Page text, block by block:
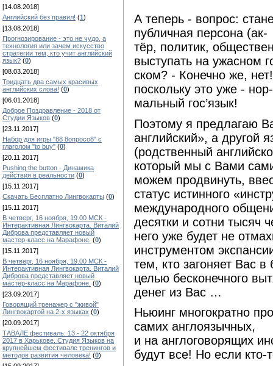
[14.08.2018]
Английский без правил! (1)
[13.08.2018]
Прогнозирование - это не чудо, а
технология или зачем искусство
стратегии тем, кто учит английский
язык? (0)
[08.03.2018]
Тридцать два самых красивых
английских слова! (0)
[06.01.2018]
Доброе Поздравление - 2018 от
Студии Языков (0)
[23.11.2017]
Набор для игры "88 8опросо8" с
глаголом "to buy" (0)
[20.11.2017]
Pushing the button - Динамика
действия в реальности (0)
[15.11.2017]
Скачать Бесплатно Лингвокарты (0)
[15.11.2017]
В четверг, 16 ноября, 19.00 МСК -
Интерактивная Лингвокарта. Виталий
Диброва представляет новый
мастер-класс на Марафоне. (0)
[15.11.2017]
В четверг, 16 ноября, 19.00 МСК -
Интерактивная Лингвокарта. Виталий
Диброва представляет новый
мастер-класс на Марафоне. (0)
[23.09.2017]
Говорящий тренажер с "живой"
Лингвокартой на 2-х языках (0)
[20.09.2017]
ТАВАЛЕ фестиваль: 13 - 22 октября
2017 в Харькове. Студия Языков на
крупнейшем фестивале тренингов и
методов развития человека! (0)
А теперь - вопрос:
публичная персона (ак-
тёр, политик,
выступать на ужасном
ском? - Конечно же,
поскольку это уже - нор-
мальный гос’язык!
Поэтому я предлагаю
английский», а другой
(родственный
который мы с Вами
можем продвинуть,
статус истинного
международного
десятки и сотни тысяч
него уже будет не
инструментом
тем, кто загоняет Вас
целью бесконечного
денег из Вас …
Ньюинг многократно
самих англоязычных,
и на англоговорящих
будут все! Но если кто-